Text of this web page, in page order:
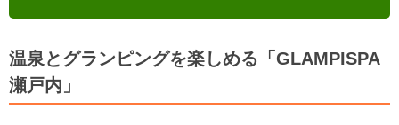
温泉とグランピングを楽しめる「GLAMPISPA
瀬戸内」